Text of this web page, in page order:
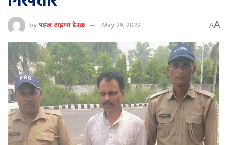
byपहल टाइम्स डेस्क May 29, 2022 AA